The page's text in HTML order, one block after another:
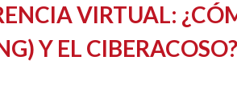
VIRTUAL:
Y EL CIBERACOSO?